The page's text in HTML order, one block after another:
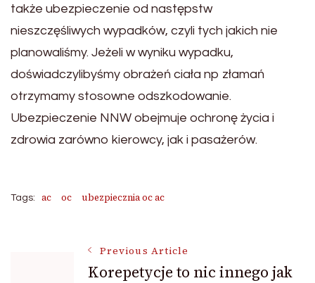
także ubezpieczenie od następstw
nieszczęśliwych wypadków, czyli tych jakich nie
planowaliśmy. Jeżeli w wyniku wypadku,
doświadczylibyśmy obrażeń ciała np złamań
otrzymamy stosowne odszkodowanie.
Ubezpieczenie NNW obejmuje ochronę życia i
zdrowia zarówno kierowcy, jak i pasażerów.
Tags: ac oc ubezpiecznia oc ac
Previous Article
Korepetycje to nic innego jak